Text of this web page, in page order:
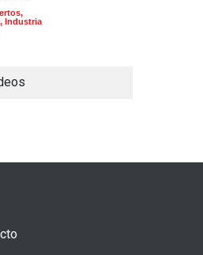
,
, Industria
venía a